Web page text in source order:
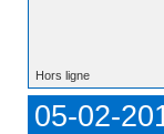
Hors ligne
05-02-